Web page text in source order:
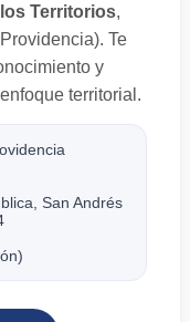
Territorios,
Te
y
territorial.
San Andrés